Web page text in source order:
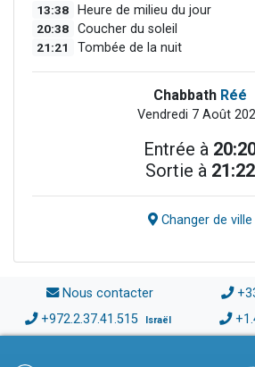
13:38 Heure de milieu du jour
20:38 Coucher du soleil
21:21 Tombée de la nuit
Chabbath Réé
Vendredi 7 Août
Entrée à
Sortie à 21:22
Changer de ville
Nous contacter
+972.2.37.41.515 Israël